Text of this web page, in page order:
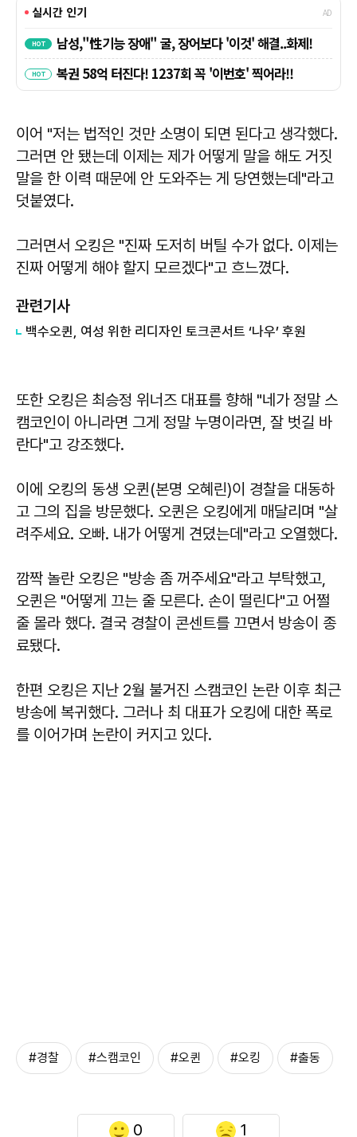
이어 "저는 법적인 것만 소명이 되면 된다고 생각했다.
그러면 안 됐는데 이제는 제가 어떻게 말을 해도 거짓
말을 한 이력 때문에 안 도와주는 게 당연했는데"라고
덧붙였다.
그러면서 오킹은 "진짜 도저히 버틸 수가 없다. 이제는
진짜 어떻게 해야 할지 모르겠다"고 흐느꼈다.
관련기사
백수오퀸, 여성 위한 리디자인 토크콘서트 ‘나우’ 후원
또한 오킹은 최승정 위너즈 대표를 향해 "네가 정말 스
캠코인이 아니라면 그게 정말 누명이라면, 잘 벗길 바
란다"고 강조했다.
이에 오킹의 동생 오퀸(본명 오혜린)이 경찰을 대동하
고 그의 집을 방문했다. 오퀸은 오킹에게 매달리며 "살
려주세요. 오빠. 내가 어떻게 견뎠는데"라고 오열했다.
깜짝 놀란 오킹은 "방송 좀 꺼주세요"라고 부탁했고,
오퀸은 "어떻게 끄는 줄 모른다. 손이 떨린다"고 어쩔
줄 몰라 했다. 결국 경찰이 콘센트를 끄면서 방송이 종
료됐다.
한편 오킹은 지난 2월 불거진 스캠코인 논란 이후 최근
방송에 복귀했다. 그러나 최 대표가 오킹에 대한 폭로
를 이어가며 논란이 커지고 있다.
#경찰 #스캠코인 #오퀸 #오킹 #출동
0 1